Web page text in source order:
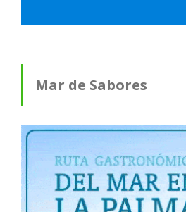
Mar de Sabores